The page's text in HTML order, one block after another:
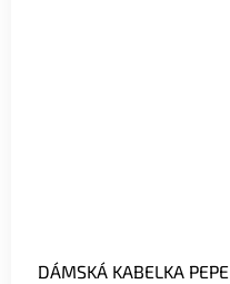
DÁMSKÁ KABELKA